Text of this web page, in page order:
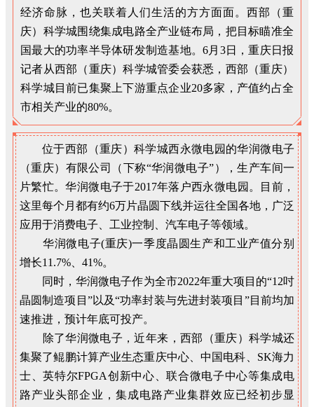
经济命脉，也关联着人们生活的方方面面。西部（重
庆）科学城围绕集成电路全产业链布局，把目标瞄准全
国最大的功率半导体研发制造基地。6月3日，重庆日报
记者从西部（重庆）科学城管委会获悉，西部（重庆）
科学城目前已集聚上下游重点企业20多家，产值约占全
市相关产业的80%。
位于西部（重庆）科学城西永微电园的华润微电子
（重庆）有限公司（下称“华润微电子”），生产车间一
片繁忙。华润微电子于2017年落户西永微电园。目前，
这里每个月都有约6万片晶圆下线并运往全国各地，广泛
应用于消费电子、工业控制、汽车电子等领域。
华润微电子(重庆)一季度晶圆生产和工业产值分别
增长11.7%、41%。
同时，华润微电子作为全市2022年重大项目的“12吋
晶圆制造项目”以及“功率封装与先进封装项目”目前均加
速推进，预计年底可投产。
除了华润微电子，近年来，西部（重庆）科学城还
集聚了鲲鹏计算产业生态重庆中心、中国电科、SK海力
士、英特尔FPGA创新中心、联合微电子中心等集成电
路产业头部企业，集成电路产业集群效应已经初步显